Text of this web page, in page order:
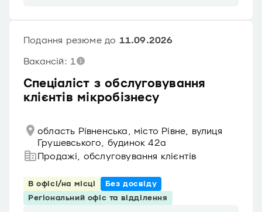
Спеціаліст з обслуговування
клієнтів мікробізнесу
Подання резюме до 11.09.2026
Вакансій: 1
область Рівненська, місто Рівне, вулиця
Грушевського, будинок 42а
Продажі, обслуговування клієнтів
В офісі/на місці
Без досвіду
Регіональний офіс та відділення